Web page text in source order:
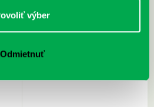
výber
Odmietnuťkompletný sprievodca